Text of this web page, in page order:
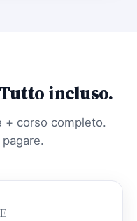
incluso.
+ corso completo.